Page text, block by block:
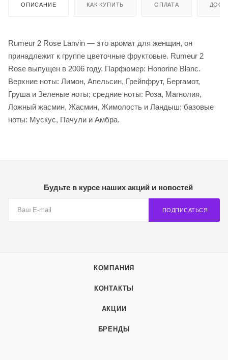
ОПИСАНИЕ КАК КУПИТЬ ОПЛАТА
Rumeur 2 Rose Lanvin — это аромат для женщин, он
принадлежит к группе цветочные фруктовые. Rumeur 2
Rose выпущен в 2006 году. Парфюмер: Honorine Blanc.
Верхние ноты: Лимон, Апельсин, Грейпфрут, Бергамот,
Груша и Зеленые ноты; средние ноты: Роза, Магнолия,
Ложный жасмин, Жасмин, Жимолость и Ландыш; базовые
ноты: Мускус, Пачули и Амбра.
Будьте в курсе наших акций и новостей
ПОДПИСАТЬСЯ
КОМПАНИЯ
КОНТАКТЫ
АКЦИИ
БРЕНДЫ